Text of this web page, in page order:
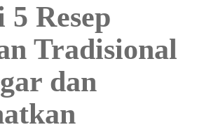
Resep
Tradisional
dan